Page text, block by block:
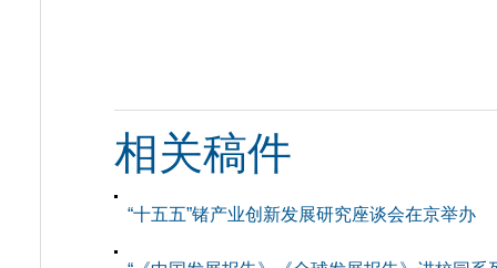
相关稿件
“十五五”锗产业创新发展研究座谈会在京举办